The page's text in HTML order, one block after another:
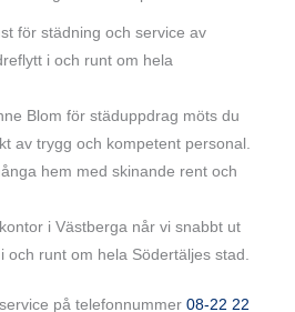
för städning och service av
i och runt om hela
Blom för städuppdrag möts du
av trygg och kompetent personal.
hem med skinande rent och
i Västberga når vi snabbt ut
och runt om hela Södertäljes stad.
på telefonnummer08-22 22